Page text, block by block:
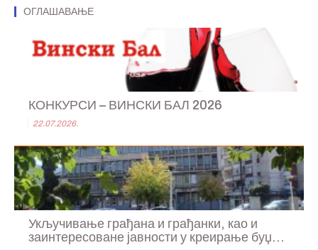
ОГЛАШАВАЊЕ
КОНКУРСИ – ВИНСКИ БАЛ 2026
22.07.2026.
Укључивање грађана и грађанки, као и
заинтересоване јавности у креирање буџ...